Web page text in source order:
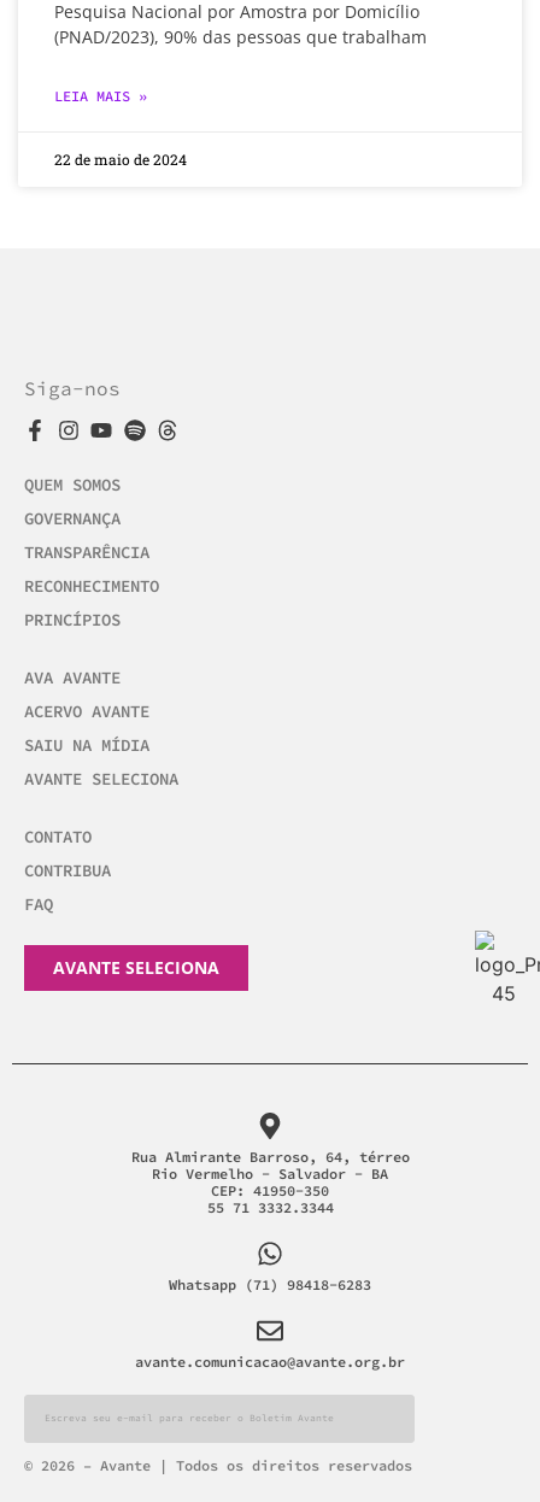
Pesquisa Nacional por Amostra por Domicílio
(PNAD/2023), 90% das pessoas que trabalham
LEIA MAIS »
22 de maio de 2024
Siga-nos
QUEM SOMOS
GOVERNANÇA
TRANSPARÊNCIA
RECONHECIMENTO
PRINCÍPIOS
AVA AVANTE
ACERVO AVANTE
SAIU NA MÍDIA
AVANTE SELECIONA
CONTATO
CONTRIBUA
FAQ
AVANTE SELECIONA
Rua Almirante Barroso, 64, térreo
Rio Vermelho - Salvador - BA
CEP: 41950-350
55 71 3332.3344
Whatsapp (71) 98418-6283
avante.comunicacao@avante.org.br
Alternative:
© 2026 – Avante | Todos os direitos reservados